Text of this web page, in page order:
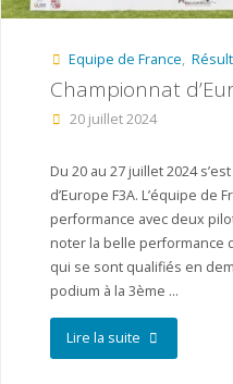
–
HMAC"
Equipe de France,
Championnat
20 juillet 2024
Du 20 au 27 juillet 2024
d’Europe F3A. L’équipe de
performance avec deux
noter la belle performance
qui se sont qualifiés en
podium à la 3ème …
Lire la suite"Championnat